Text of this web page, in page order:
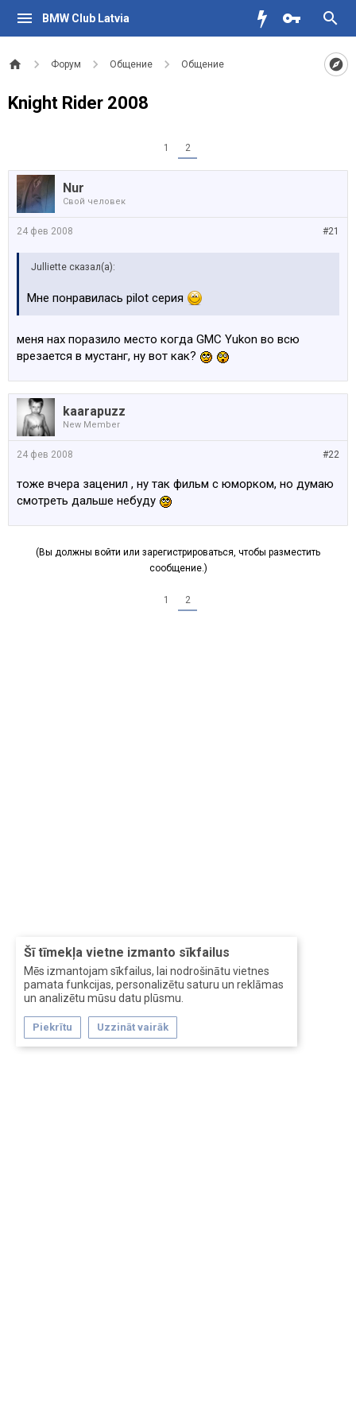
BMW Club Latvia
Форум Общение Общение
Šī tīmekļa vietne izmanto sīkfailus
Mēs izmantojam sīkfailus, lai nodrošinātu vietnes
pamata funkcijas, personalizētu saturu un reklāmas
un analizētu mūsu datu plūsmu.
Piekrītu Uzzināt vairāk
Knight Rider 2008
1 2
Nur
Свой человек
#21
24 фев 2008
Julliette сказал(а):
Мне понравилась pilot серия
меня нах поразило место когда GMC Yukon во всю
врезается в мустанг, ну вот как?
kaarapuzz
New Member
#22
24 фев 2008
тоже вчера заценил , ну так фильм с юморком, но думаю
смотреть дальше небуду
(Вы должны войти или зарегистрироваться, чтобы разместить
сообщение.)
1 2